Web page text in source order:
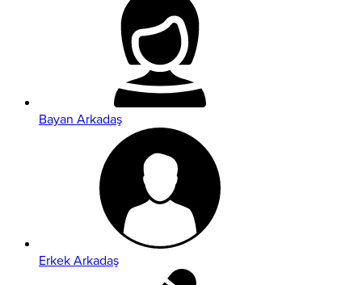
Bayan Arkadaş
Erkek Arkadaş